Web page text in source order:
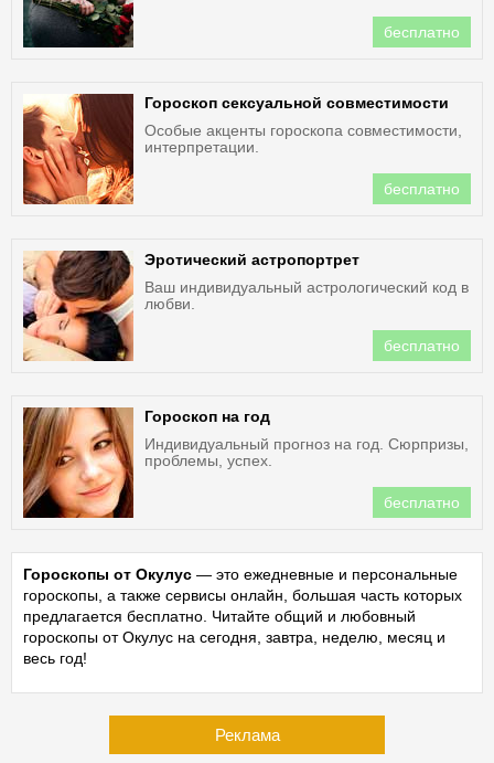
бесплатно
Гороскоп сексуальной совместимости
Особые акценты гороскопа совместимости,
интерпретации.
бесплатно
Эротический астропортрет
Ваш индивидуальный астрологический код в
любви.
бесплатно
Гороскоп на год
Индивидуальный прогноз на год. Сюрпризы,
проблемы, успех.
бесплатно
Гороскопы от Окулус — это ежедневные и персональные
гороскопы, а также сервисы онлайн, большая часть которых
предлагается бесплатно. Читайте общий и любовный
гороскопы от Окулус на сегодня, завтра, неделю, месяц и
весь год!
Реклама